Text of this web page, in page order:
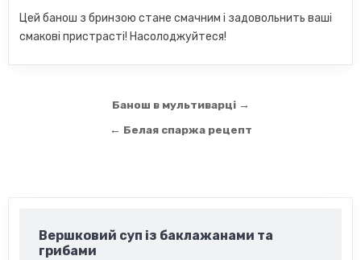
Цей банош з бринзою стане смачним і задовольнить ваші
смакові пристрасті! Насолоджуйтеся!
НавігаціяБанош в мультиварці →
← Белая спаржа рецепт
Вершковий суп із баклажанами та
грибами